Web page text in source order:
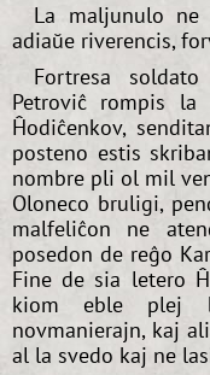
La maljunulo
adiaŭe riverencis,
Fortresa
Petroviĉ rompis
Ĥodiĉenkov,
posteno estis
nombre pli ol mil
Oloneco bruligi,
malfeliĉon ne
posedon de reĝo
Fine de sia letero
kiom eble plej
novmanierajn, kaj
al la svedo kaj ne